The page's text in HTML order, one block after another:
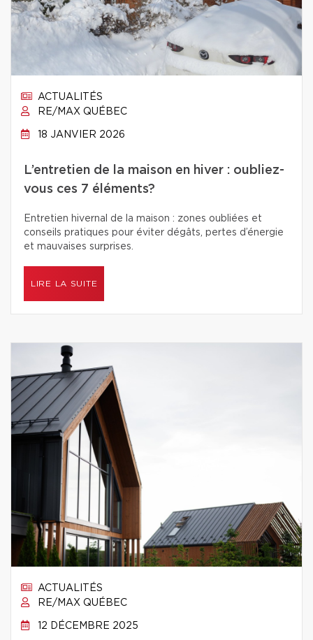
ACTUALITÉS
RE/MAX QUÉBEC
18 JANVIER 2026
L’entretien de la maison en hiver : oubliez-
vous ces 7 éléments?
Entretien hivernal de la maison : zones oubliées et
conseils pratiques pour éviter dégâts, pertes d’énergie
et mauvaises surprises.
LIRE LA SUITE
ACTUALITÉS
RE/MAX QUÉBEC
12 DÉCEMBRE 2025